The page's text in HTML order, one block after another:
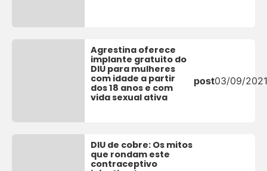
Agrestina oferece
implante gratuito do
DIU para mulheres
com idade a partir
dos 18 anos e com
vida sexual ativa
post03/09/
DIU de cobre: Os mitos
que rondam este
contraceptivo